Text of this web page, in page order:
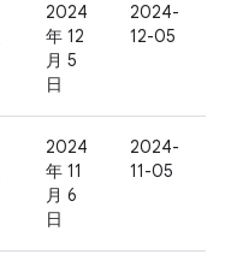
2024
年 12
月 5
日
2024-
12-05
2024
年 11
月 6
日
2024-
11-05